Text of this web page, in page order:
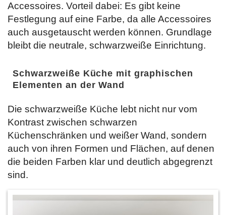
Accessoires. Vorteil dabei: Es gibt keine
Festlegung auf eine Farbe, da alle Accessoires
auch ausgetauscht werden können. Grundlage
bleibt die neutrale, schwarzweiße Einrichtung.
Schwarzweiße Küche mit graphischen
Elementen an der Wand
Die schwarzweiße Küche lebt nicht nur vom
Kontrast zwischen schwarzen
Küchenschränken und weißer Wand, sondern
auch von ihren Formen und Flächen, auf denen
die beiden Farben klar und deutlich abgegrenzt
sind.